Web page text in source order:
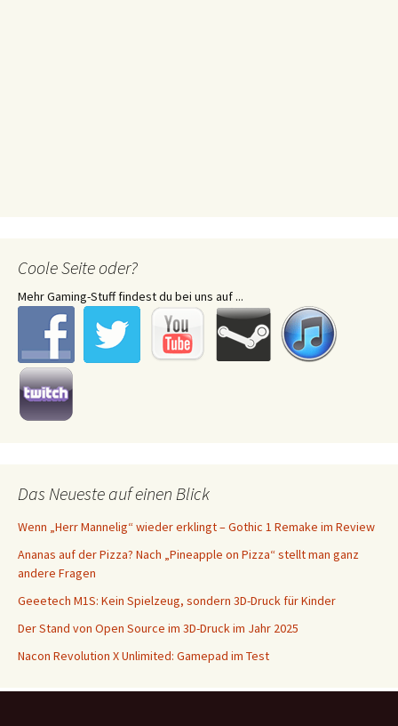
Coole Seite oder?
Mehr Gaming-Stuff findest du bei uns auf ...
Das Neueste auf einen Blick
Wenn „Herr Mannelig“ wieder erklingt – Gothic 1 Remake im Review
Ananas auf der Pizza? Nach „Pineapple on Pizza“ stellt man ganz
andere Fragen
Geeetech M1S: Kein Spielzeug, sondern 3D-Druck für Kinder
Der Stand von Open Source im 3D-Druck im Jahr 2025
Nacon Revolution X Unlimited: Gamepad im Test